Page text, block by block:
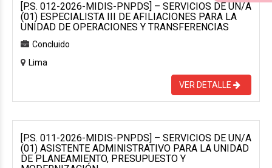
[P.S. 012-2026-MIDIS-PNPDS] – SERVICIOS DE UN/A
(01) ESPECIALISTA III DE AFILIACIONES PARA LA
UNIDAD DE OPERACIONES Y TRANSFERENCIAS
Concluido
Lima
VER DETALLE
[P.S. 011-2026-MIDIS-PNPDS] – SERVICIOS DE UN/A
(01) ASISTENTE ADMINISTRATIVO PARA LA UNIDAD
DE PLANEAMIENTO, PRESUPUESTO Y